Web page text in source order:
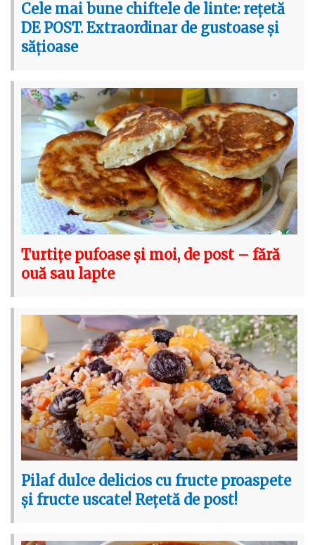
Cele mai bune chiftele de linte: rețetă
DE POST. Extraordinar de gustoase și
sățioase
Turtițe pufoase și moi, de post – fără
ouă sau lapte
Pilaf dulce delicios cu fructe proaspete
și fructe uscate! Rețetă de post!